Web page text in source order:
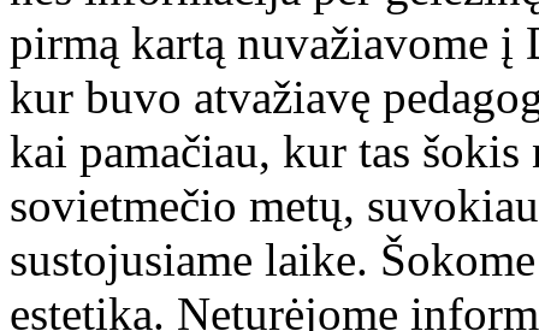
pirmą kartą nuvažiavome į
kur buvo atvažiavę
kai pamačiau, kur tas
sovietmečio metų,
sustojusiame laike.
estetika. Neturėjome